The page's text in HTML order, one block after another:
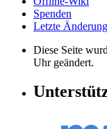
Spenden
Letzte
Diese Seite
Uhr geändert.